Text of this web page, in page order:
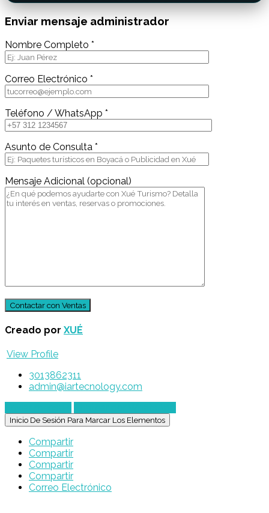
Enviar mensaje administrador
Nombre Completo *
Correo Electrónico *
Teléfono / WhatsApp *
Asunto de Consulta *
Mensaje Adicional (opcional)
Creado por XUÉ
View Profile
3013862311
admin@iartecnology.com
Inicio De Sesión Para Marcar Los Elementos
Compartir
Compartir
Compartir
Compartir
Correo Electrónico